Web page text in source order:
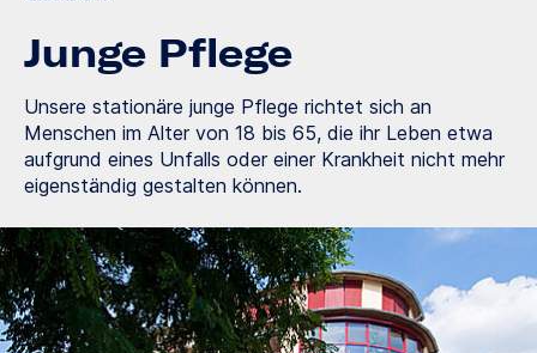
Junge Pflege
Unsere stationäre junge Pflege richtet sich an
Menschen im Alter von 18 bis 65, die ihr Leben etwa
aufgrund eines Unfalls oder einer Krankheit nicht mehr
eigenständig gestalten können.